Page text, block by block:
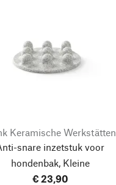
Keramische Werkstätten
snare inzetstuk voor
hondenbak, Kleine
€ 23,90